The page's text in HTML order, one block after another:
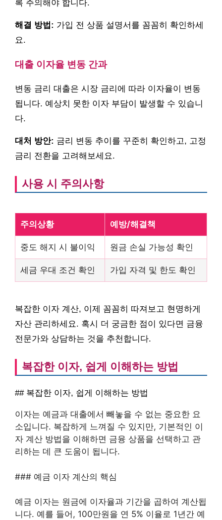
록 주의해야 합니다.
해결 방법: 가입 전 상품 설명서를 꼼꼼히 확인하세
요.
대출 이자율 변동 간과
변동 금리 대출은 시장 금리에 따라 이자율이 변동
됩니다. 예상치 못한 이자 부담이 발생할 수 있습니
다.
대처 방안: 금리 변동 추이를 꾸준히 확인하고, 고정
금리 전환을 고려해보세요.
사용 시 주의사항
주의상황 예방/해결책
중도 해지 시 불이익 원금 손실 가능성 확인
세금 우대 조건 확인 가입 자격 및 한도 확인
복잡한 이자 계산, 이제 꼼꼼히 따져보고 현명하게
자산 관리하세요. 혹시 더 궁금한 점이 있다면 금융
전문가와 상담하는 것을 추천합니다.
복잡한 이자, 쉽게 이해하는 방법
## 복잡한 이자, 쉽게 이해하는 방법
이자는 예금과 대출에서 빼놓을 수 없는 중요한 요
소입니다. 복잡하게 느껴질 수 있지만, 기본적인 이
자 계산 방법을 이해하면 금융 상품을 선택하고 관
리하는 데 큰 도움이 됩니다.
### 예금 이자 계산의 핵심
예금 이자는 원금에 이자율과 기간을 곱하여 계산됩
니다. 예를 들어, 100만원을 연 5% 이율로 1년간 예